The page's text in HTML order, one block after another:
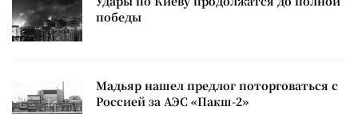
победы
Мадьяр нашел предлог поторговаться с
Россией за АЭС «Пакш-2»